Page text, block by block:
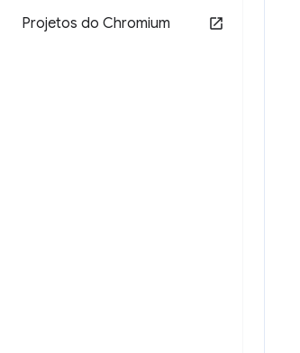
Projetos do Chromium